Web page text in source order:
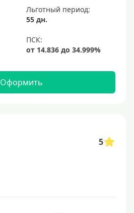
Льготный период:
55 дн.
Оформить
5